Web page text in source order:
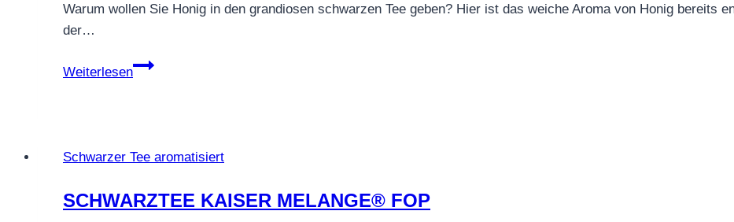
Warum wollen Sie Honig in den grandiosen schwarzen Tee geben? Hier ist das weiche Aroma von Honig bereits
der…
Weiterlesen
SCHWARZTEE
Schwarzer Tee aromatisiert
SCHWARZTEE KAISER MELANGE® FOP